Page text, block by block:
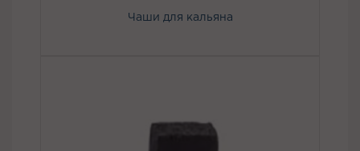
Чаши для кальяна